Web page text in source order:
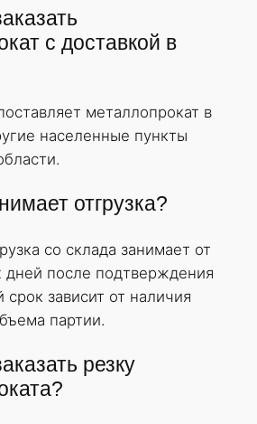
с доставкой в
металлопрокат в
населенные пункты
отгрузка?
со склада занимает от
дней после подтверждения
срок зависит от наличия
партии.
резку